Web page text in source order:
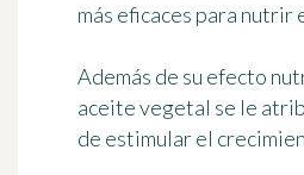
más eficaces para nutrir
Además de su efecto
aceite vegetal se le
de estimular el